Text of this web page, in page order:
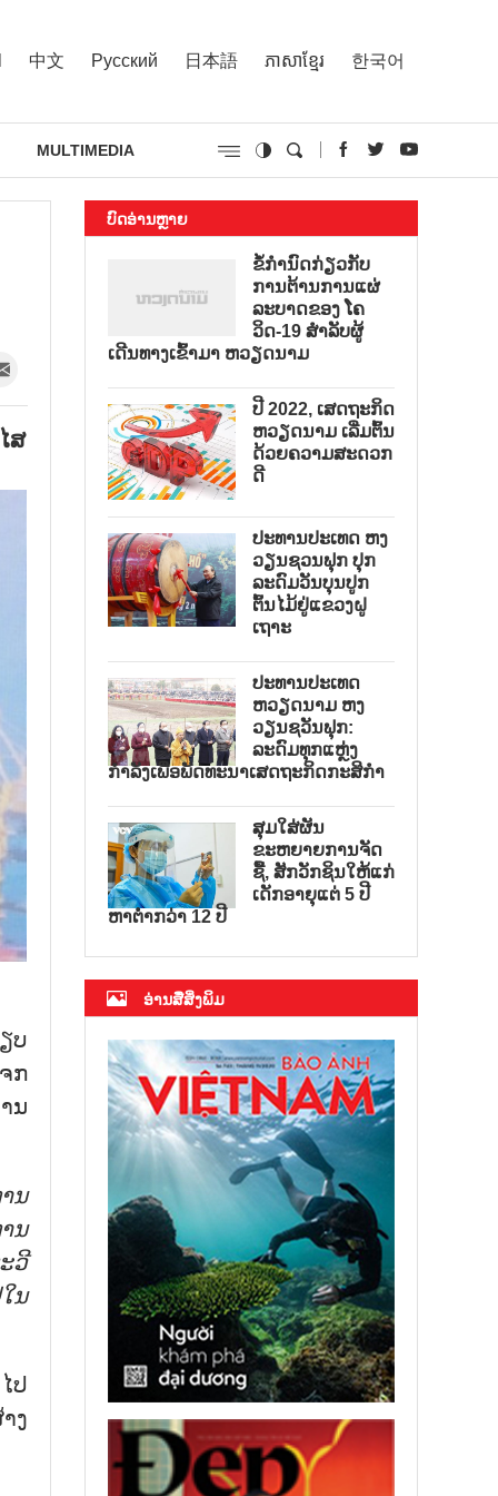
中文 Русский 日本語 ភាសាខ្មែរ 한국어
MULTIMEDIA
ສ
ບ
ກ
ນ
ນ
ນ
ວີ
ນ
ປ
ງ
ບົດອ່ານຫຼາຍ
ຂໍ້ກຳນົດກ່ຽວກັບ
ການຕ້ານການແຜ່
ລະບາດຂອງ ໂຄ
ວິດ-19 ສຳລັບຜູ້
ເດີນທາງເຂົ້າມາ ຫວຽດນາມ
ປີ 2022, ເສດຖະກິດ
ຫວຽດນາມ ເລີ່ມຕົ້ນ
ດ້ວຍຄວາມສະດວກ
ດີ
ປະທານປະເທດ ຫງ
ວຽນຊວນຟຸກ ປຸກ
ລະດົມວັນບຸນປູກ
ຕົ້ນໄມ້ຢູ່ແຂວງຝູ
ເຖາະ
ປະທານປະເທດ
ຫວຽດນາມ ຫງ
ວຽນຊວັນຟຸກ:
ລະດົມທຸກແຫຼ່ງ
ກຳລັງເພື່ອພັດທະນາເສດຖະກິດກະສິກຳ
ສຸມໃສ່ຜັນ
ຂະຫຍາຍການຈັດ
ຊື້, ສັກວັກຊິນໃຫ້ແກ່
ເດັກອາຍຸແຕ່ 5 ປີ
ຫາຕ່ຳກວ່າ 12 ປີ
ອ່ານສື່ສິ່ງພິມ